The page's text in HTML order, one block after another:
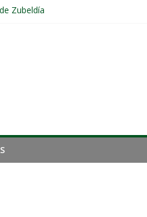
Zubeldía
o Vasco
de Zubeldía após eliminação